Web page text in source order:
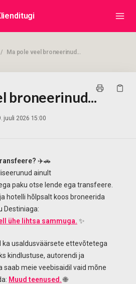
/ Ma pole veel broneerinud...
broneerinud...
juuli 2026 15:00
✈️🚗
ainult
paku otse lende ega transfeere.
hotelli hõlpsalt koos broneerida
Destiniaga:
ühe lihtsa sammuga. ✨
ka usaldusväärsete ettevõtetega
kindlustuse, autorendi ja
saab meie veebisaidil vaid mõne
Muud teenused.🌐